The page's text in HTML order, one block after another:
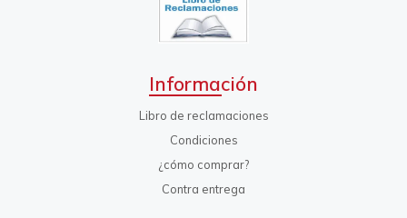
Información
Libro de reclamaciones
Condiciones
¿cómo comprar?
Contra entrega